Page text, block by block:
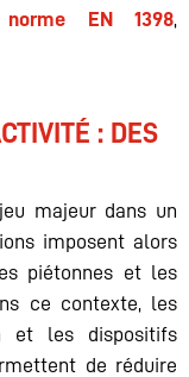
norme EN 1398,
: DES
majeur dans un
imposent alors
piétonnes et les
ce contexte, les
et les dispositifs
de réduire